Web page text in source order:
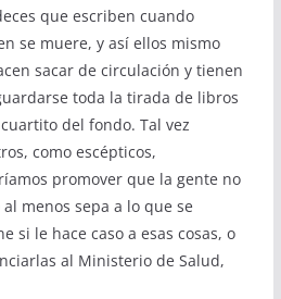
que escriben cuando
se muere, y así ellos mismo
sacar de circulación y tienen
toda la tirada de libros
del fondo. Tal vez
como escépticos,
promover que la gente no
al menos sepa a lo que se
si le hace caso a esas cosas, o
al Ministerio de Salud,